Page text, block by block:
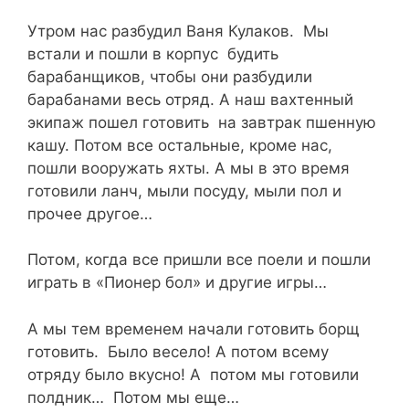
Утром нас разбудил Ваня Кулаков. Мы
встали и пошли в корпус будить
барабанщиков, чтобы они разбудили
барабанами весь отряд. А наш вахтенный
экипаж пошел готовить на завтрак пшенную
кашу. Потом все остальные, кроме нас,
пошли вооружать яхты. А мы в это время
готовили ланч, мыли посуду, мыли пол и
прочее другое…
Потом, когда все пришли все поели и пошли
играть в «Пионер бол» и другие игры…
А мы тем временем начали готовить борщ
готовить. Было весело! А потом всему
отряду было вкусно! А потом мы готовили
полдник… Потом мы еще…